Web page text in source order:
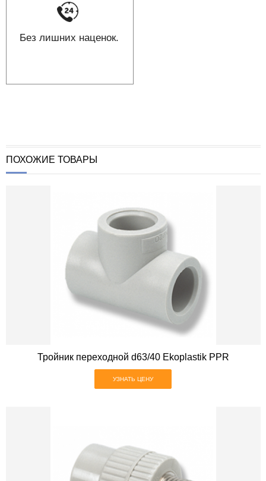
Без лишних наценок.
ПОХОЖИЕ ТОВАРЫ
Тройник переходной d63/40 Ekoplastik PPR
УЗНАТЬ ЦЕНУ